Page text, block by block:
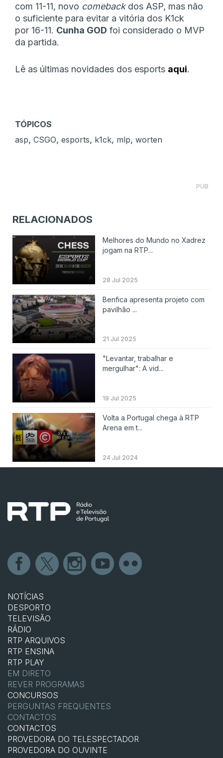
com 11-11, novo comebackdos ASP, mas não
o suficiente para evitar a vitória dos K1ck
por 16-11. Cunha GOD foi considerado o MVP
da partida.
Lê as últimas novidades dos esports aqui.
TÓPICOS
asp, CSGO, esports, k1ck, mlp, worten
PUB
RELACIONADOS
Melhores do Mundo no Xadrez
jogam na RTP...
28 Jul 2025
Benfica apresenta projeto com
pavilhão ...
21 Jul 2025
"Levantar, trabalhar e
mergulhar": A vid...
19 Jul 2025
Volta a Portugal chega à RTP
Arena em t...
24 Jul 2024
NOTÍCIAS
DESPORTO
TELEVISÃO
RÁDIO
RTP ARQUIVOS
RTP ENSINA
RTP PLAY
EM DIRETO
REVER PROGRAMAS
CONCURSOS
PERGUNTAS FREQUENTES
CONTACTOS
CONTACTOS
PROVEDORA DO TELESPECTADOR
PROVEDORA DO OUVINTE